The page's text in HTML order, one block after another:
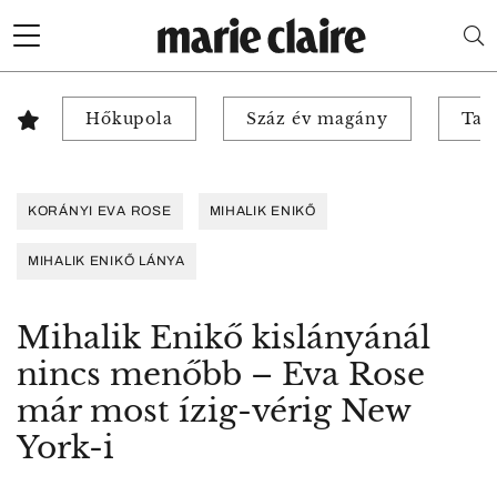
Hőkupola Száz év magány
KORÁNYI EVA ROSE MIHALIK ENIKŐ
MIHALIK ENIKŐ LÁNYA
Mihalik Enikő kislányánál
nincs menőbb – Eva Rose
már most ízig-vérig New
York-i